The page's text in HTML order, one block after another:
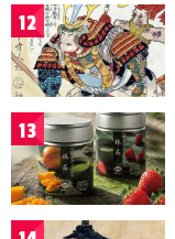
12
13